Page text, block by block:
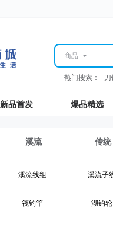
商品
热门搜索：
新品首发 爆品精选
溪流 传统
溪流线组 溪流子
筏钓竿 湖钓轮